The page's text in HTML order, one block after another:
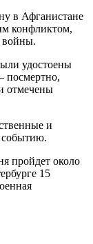
в Афганистане
конфликтом,
войны.
удостоены
посмертно,
отмечены
и
событию.
пройдет около
15